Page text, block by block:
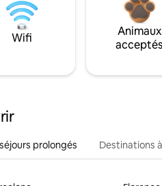
Wifi
Animaux
acceptés
prolongés Destinations